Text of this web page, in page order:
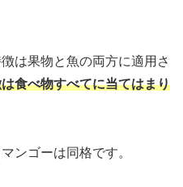
は果物と魚の両方に適用さ
食べ物すべてに当てはまり
ンゴーは同格です。